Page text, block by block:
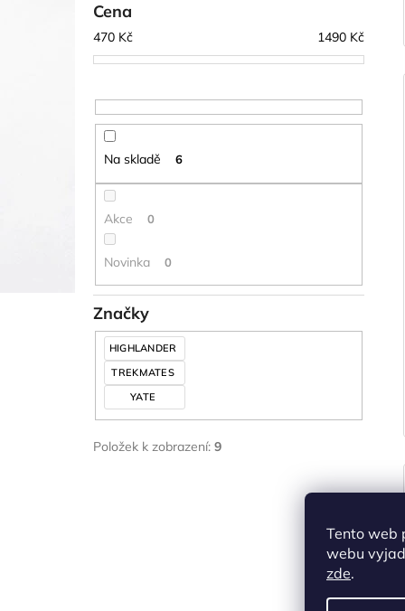
Tento web
webu
zde.
Cena
470 Kč 1490 Kč
Na skladě 6
Akce 0
Novinka 0
Značky
HIGHLANDER
TREKMATES
YATE
Položek k zobrazení: 9